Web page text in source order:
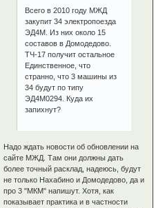
Всего в 2010 году МЖД
закупит 34 электропоезда
ЭД4М. Из них около 15
составов в Домодедово.
ТЧ-17 получит остальное
Единственное, что
странно, что 3 машины из
34 будут по типу
ЭД4М0294. Куда их
запихнут?
Надо ждать новости об обновлении на
сайте МЖД. Там они должны дать
более точный расклад, надеюсь, будут
не только Нахабино и Домодедово, да и
про 3 "МКМ" напишут. Хотя, как
показывает практика и в частности